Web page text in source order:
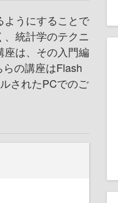
ようにすることで
統計学のテクニ
座は、その入門編
らの講座はFlash
されたPCでのご